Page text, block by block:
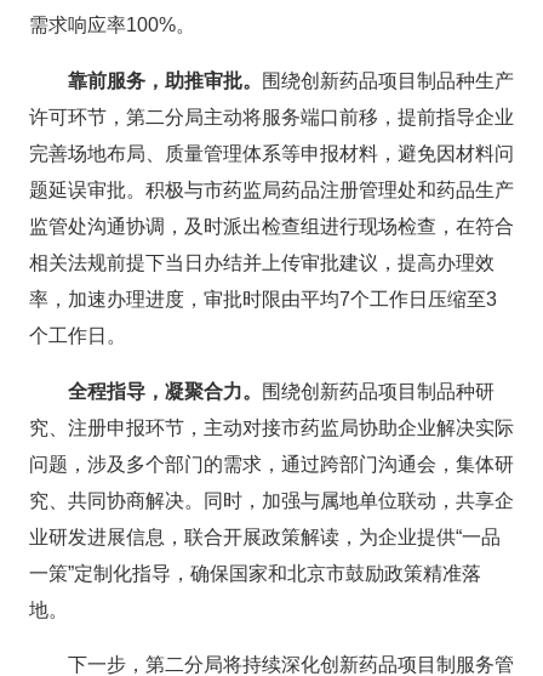
需求响应率100%。
靠前服务，助推审批。
围绕创新药品项目制品种生产
许可环节，第二分局主动将服务端口前移，提前指导企业
完善场地布局、质量管理体系等申报材料，避免因材料问
题延误审批。积极与市药监局药品注册管理处和药品生产
监管处沟通协调，及时派出检查组进行现场检查，在符合
相关法规前提下当日办结并上传审批建议，提高办理效
率，加速办理进度，审批时限由平均7个工作日压缩至3
个工作日。
全程指导，凝聚合力。
围绕创新药品项目制品种研
究、注册申报环节，主动对接市药监局协助企业解决实际
问题，涉及多个部门的需求，通过跨部门沟通会，集体研
究、共同协商解决。同时，加强与属地单位联动，共享企
业研发进展信息，联合开展政策解读，为企业提供“一品
一策”定制化指导，确保国家和北京市鼓励政策精准落
地。
下一步，第二分局将持续深化创新药品项目制服务管